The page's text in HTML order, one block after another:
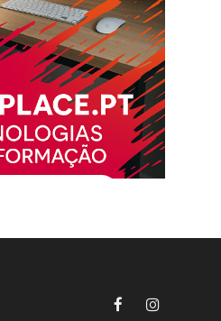
FacebookInstagram